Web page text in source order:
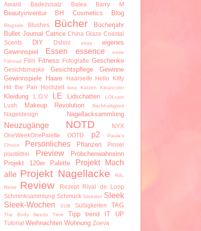
Award
Badezusatz Balea Barry M
Beautyinventur BH Cosmetics Blog
Blogsale Blushes Bücher
Bücherjahr
Bullet Journal Catrice China Glaze Coastal
Scents
DIY Dshini ebay
eigenes
Gewinnspiel
Essen essence
essie
Fahrrad
Film Fitness Fotografie Geschenke
Gesichtsmaske Gesichtspflege
Gewinne
Gewinnspiele
Haare Haarseife
Hello Kitty
Hit the Pan
Hochzeit Ikea Katzen Kleancolor
Kleidung L.O.V LE Lidschatten LOLcats
Lush Makeup Revolution Nachhaltigkeit
Nageldesign Nagellacksammlung
Neuzugänge NOTD
NYX
OneWeekOnePalette
OOTD p2
Paula's
Choice
Persönliches Pflanzen
Pinsel
plastikfrei
Preview
Pröbchenwahnsinn
Projekt 120er Palette
Projekt Mach
alle Projekt Nagellacke RdL
Reise Review Rezept
Rival de Loop
Schminksammlung Schmuck Silvester Sleek
Sleek-Wochen
SUB Süßigkeiten TAG
The Body Needs Tiere Tipp trend IT UP
Tutorial Weihnachten Wohnung Zoeva